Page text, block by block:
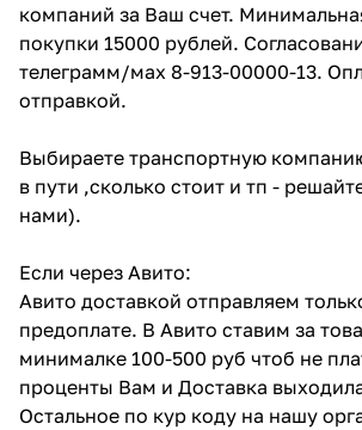
компаний за Ваш счет.
покупки 15000 рублей.
телеграмм/мах 8-913-00000-13.
отправкой.
Выбираете транспортную
в пути ,сколько стоит и тп -
нами).
Если через Авито:
Авито доставкой отправляем
предоплате. В Авито ставим за
минималке 100-500 руб чтоб не
проценты Вам и Доставка
Остальное по кур коду на нашу